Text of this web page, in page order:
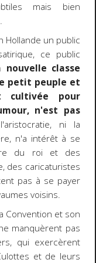
mais bien
Hollande un public
ce public
nouvelle classe
petit peuple et
cultivée pour
n'est pas
ni la
n'a intérêt à se
du roi et des
des caricaturistes
pas à se payer
voisins.
Convention et son
manquèrent pas
qui exercèrent
et de leurs